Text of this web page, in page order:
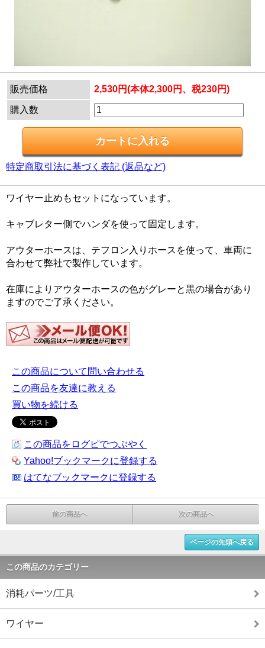
販売価格 2,530円(本体2,300円、税230円)
購入数
特定商取引法に基づく表記 (返品など)
ワイヤー止めもセットになっています。
キャブレター側でハンダを使って固定します。
アウターホースは、テフロン入りホースを使って、車両に
合わせて弊社で製作しています。
在庫によりアウターホースの色がグレーと黒の場合があり
ますのでご了承ください。
この商品について問い合わせる
この商品を友達に教える
買い物を続ける
この商品をログピでつぶやく
Yahoo!ブックマークに登録する
はてなブックマークに登録する
前の商品へ 次の商品へ
ページの先頭へ戻る
この商品のカテゴリー
消耗パーツ/工具
ワイヤー